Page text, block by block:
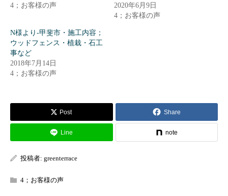
4；お客様の声
2020年6月9日
4；お客様の声
N様より-甲斐市・施工内容；
ウッドフェンス・植栽・石工
事など
2018年7月14日
4；お客様の声
Post Share
Line note
投稿者: greenterrace
4；お客様の声